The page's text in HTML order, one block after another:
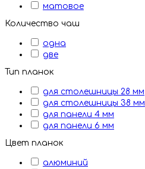
матовое
Количество чаш
одна
две
Тип планок
для столешницы 28 мм
для столешницы 38 мм
для панели 4 мм
для панели 6 мм
Цвет планок
алюминий